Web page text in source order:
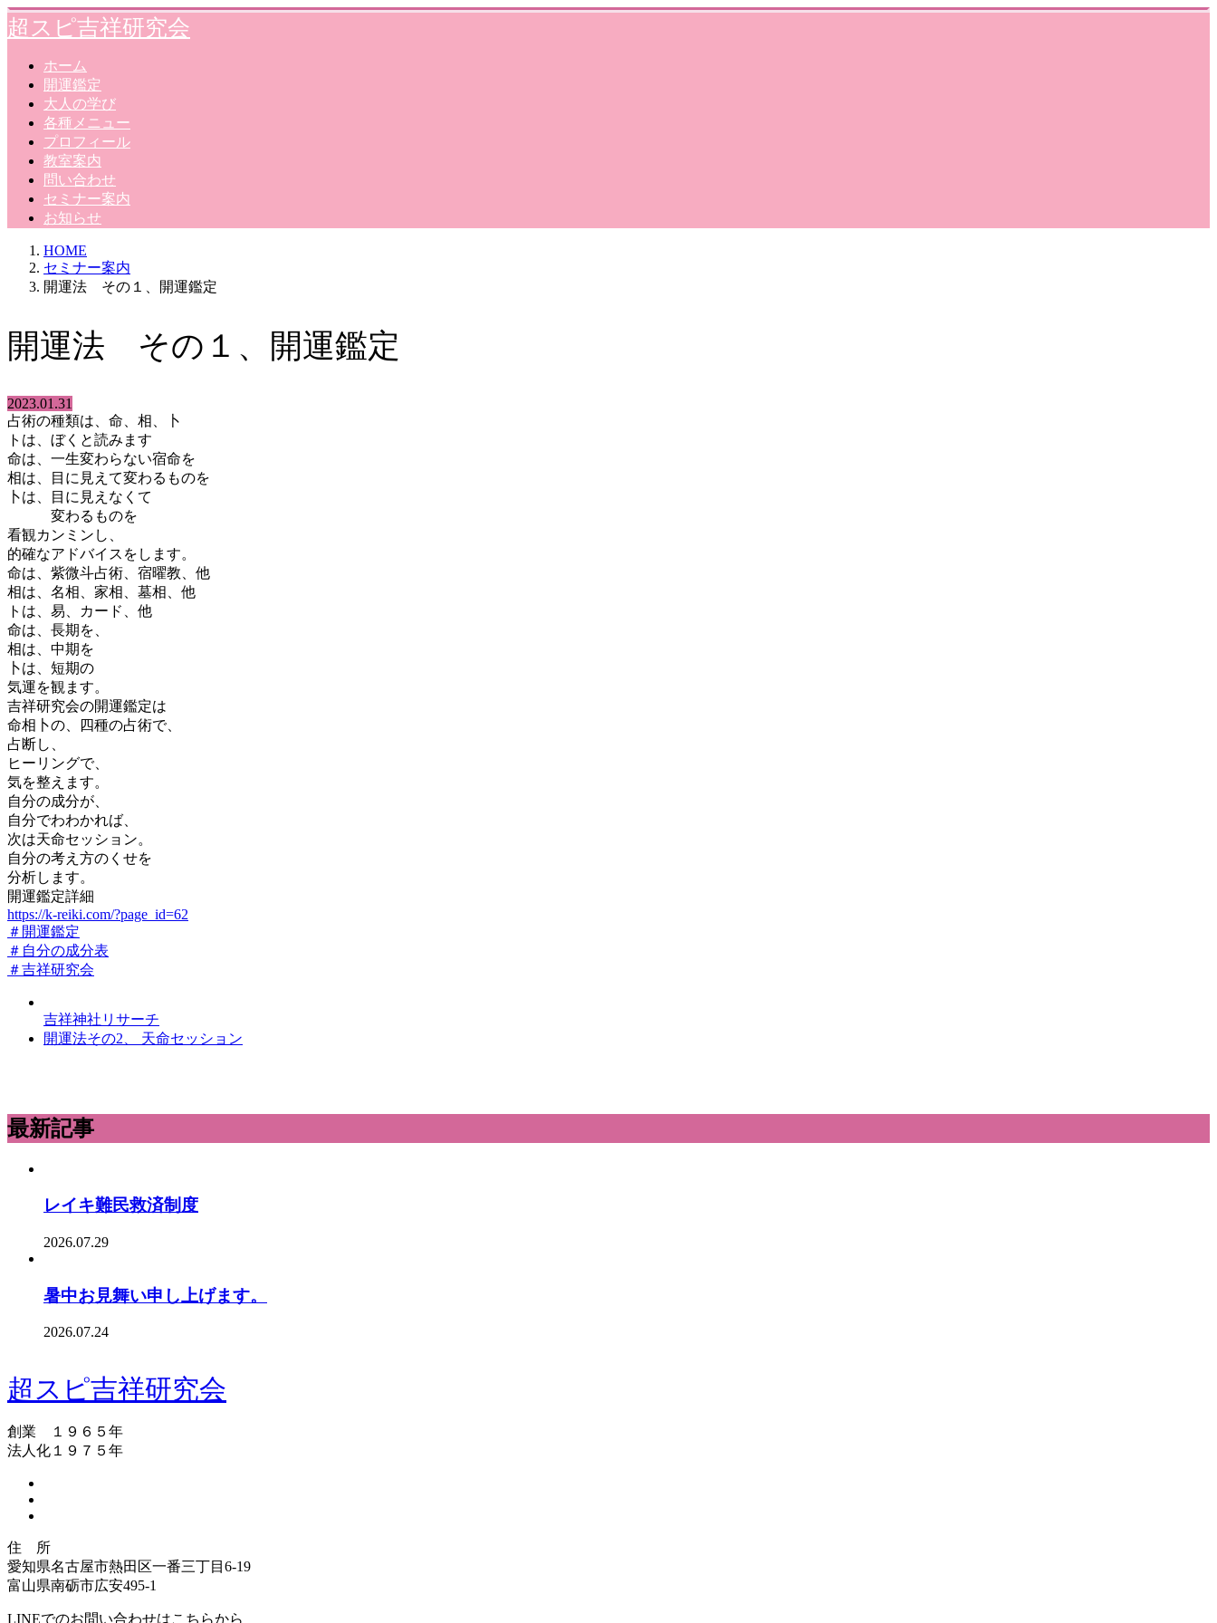
超スピ吉祥研究会
ホーム
開運鑑定
大人の学び
各種メニュー
プロフィール
教室案内
問い合わせ
セミナー案内
お知らせ
HOME
セミナー案内
開運法 その１、開運鑑定
開運法 その１、開運鑑定
2023.01.31
占術の種類は、命、相、卜
トは、ぼくと読みます
命は、一生変わらない宿命を
相は、目に見えて変わるものを
卜は、目に見えなくて
変わるものを
看観カンミンし、
的確なアドバイスをします。
命は、紫微斗占術、宿曜教、他
相は、名相、家相、墓相、他
トは、易、カード、他
命は、長期を、
相は、中期を
卜は、短期の
気運を観ます。
吉祥研究会の開運鑑定は
命相卜の、四種の占術で、
占断し、
ヒーリングで、
気を整えます。
自分の成分が、
自分でわわかれば、
次は天命セッション。
自分の考え方のくせを
分析します。
開運鑑定詳細
https://k-reiki.com/?page_id=62
＃開運鑑定
＃自分の成分表
＃吉祥研究会
吉祥神社リサーチ
開運法その2、 天命セッション
最新記事
レイキ難民救済制度
2026.07.29
暑中お見舞い申し上げます。
2026.07.24
超スピ吉祥研究会
創業 １９６５年
法人化１９７５年
住 所
愛知県名古屋市熱田区一番三丁目6-19
富山県南砺市広安495-1
LINEでのお問い合わせはこちらから